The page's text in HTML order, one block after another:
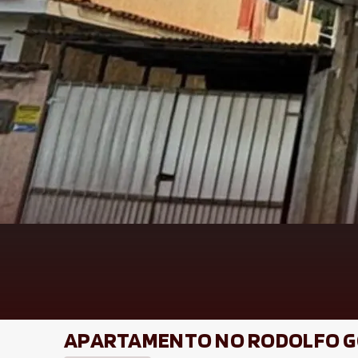
APARTAMENTO NO RODOLFO